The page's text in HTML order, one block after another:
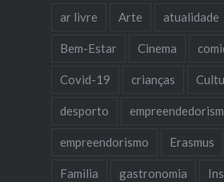
ar livre Arte atualidade
Bem-Estar Cinema
Covid-19 crianças
desporto
empreendorismo Erasmus
Familia gastronomia